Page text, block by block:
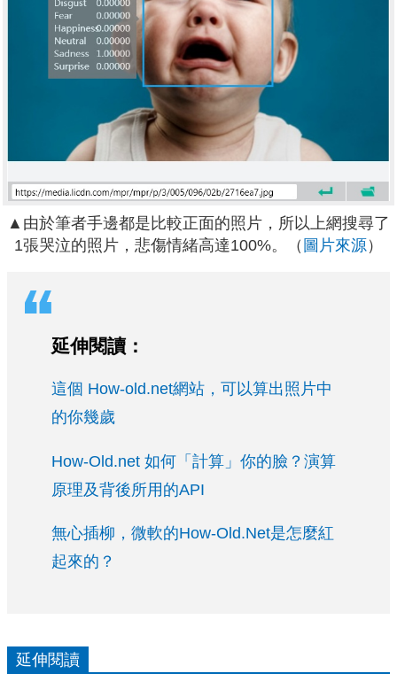
▲由於筆者手邊都是比較正面的照片，所以上網搜尋了
1張哭泣的照片，悲傷情緒高達100%。（ 圖片來源）
延伸閱讀：
這個 How-old.net網站，可以算出照片中
的你幾歲
How-Old.net 如何「計算」你的臉？演算
原理及背後所用的API
無心插柳，微軟的How-Old.Net是怎麼紅
起來的？
延伸閱讀